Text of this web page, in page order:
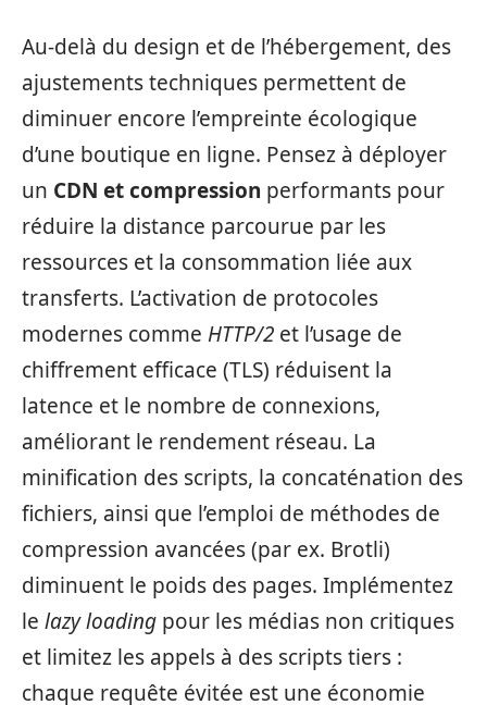
Au-delà du design et de l’hébergement, des
ajustements techniques permettent de
diminuer encore l’empreinte écologique
d’une boutique en ligne. Pensez à déployer
un CDN et compression performants pour
réduire la distance parcourue par les
ressources et la consommation liée aux
transferts. L’activation de protocoles
modernes comme HTTP/2 et l’usage de
chiffrement efficace (TLS) réduisent la
latence et le nombre de connexions,
améliorant le rendement réseau. La
minification des scripts, la concaténation des
fichiers, ainsi que l’emploi de méthodes de
compression avancées (par ex. Brotli)
diminuent le poids des pages. Implémentez
le lazy loading pour les médias non critiques
et limitez les appels à des scripts tiers :
chaque requête évitée est une économie